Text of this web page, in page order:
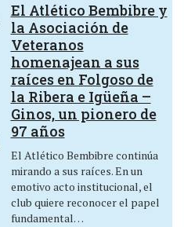
El Atlético Bembibre y
la Asociación de
Veteranos
homenajean a sus
raíces en Folgoso de
la Ribera e Igüeña –
Ginos, un pionero de
97 años
El Atlético Bembibre continúa
mirando a sus raíces. En un
emotivo acto institucional, el
club quiere reconocer el papel
fundamental…